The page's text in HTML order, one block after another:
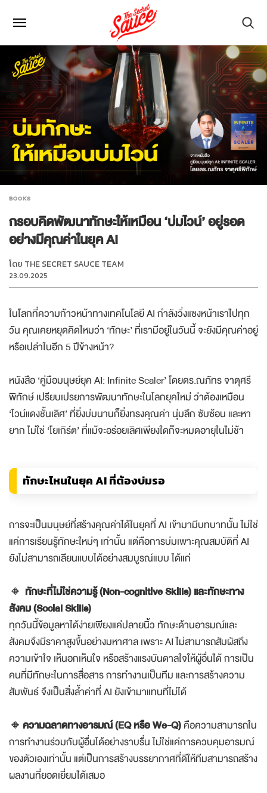
BOOKS
กรอบคิดพัฒนาทักษะให้เหมือน ‘บ่มไวน์’ อยู่รอด
อย่างมีคุณค่าในยุค AI
โดย THE SECRET SAUCE TEAM
23.09.2025
ในโลกที่ความก้าวหน้าทางเทคโนโลยี AI กำลังวิ่งแซงหน้าเราไปทุก
วัน คุณเคยหยุดคิดไหมว่า ‘ทักษะ’ ที่เรามีอยู่ในวันนี้ จะยังมีคุณค่าอยู่
หรือเปล่าในอีก 5 ปีข้างหน้า?
หนังสือ ‘คู่มือมนุษย์ยุค AI: Infinite Scaler’ โดยดร.ณภัทร จาตุศรี
พิทักษ์ เปรียบเปรยการพัฒนาทักษะในโลกยุคใหม่ ว่าต้องเหมือน
‘ไวน์แดงชั้นเลิศ’ ที่ยิ่งบ่มนานก็ยิ่งทรงคุณค่า นุ่มลึก ซับซ้อน และหา
ยาก ไม่ใช่ ‘โยเกิร์ต’ ที่แม้จะอร่อยเลิศเพียงใดก็จะหมดอายุในไม่ช้า
ทักษะไหนในยุค AI ที่ต้องบ่มรอ
การจะเป็นมนุษย์ที่สร้างคุณค่าได้ในยุคที่ AI เข้ามามีบทบาทนั้น ไม่ใช่
แค่การเรียนรู้ทักษะใหม่ๆ เท่านั้น แต่คือการบ่มเพาะคุณสมบัติที่ AI
ยังไม่สามารถเลียนแบบได้อย่างสมบูรณ์แบบ ได้แก่
🔸 ทักษะที่ไม่ใช่ความรู้ (Non-cognitive Skills) และทักษะทาง
สังคม (Social Skills)
ทุกวันนี้ข้อมูลหาได้ง่ายเพียงแค่ปลายนิ้ว ทักษะด้านอารมณ์และ
สังคมจึงมีราคาสูงขึ้นอย่างมหาศาล เพราะ AI ไม่สามารถสัมผัสถึง
ความเข้าใจ เห็นอกเห็นใจ หรือสร้างแรงบันดาลใจให้ผู้อื่นได้ การเป็น
คนที่มีทักษะในการสื่อสาร การทำงานเป็นทีม และการสร้างความ
สัมพันธ์ จึงเป็นสิ่งล้ำค่าที่ AI ยังเข้ามาแทนที่ไม่ได้
🔸 ความฉลาดทางอารมณ์ (EQ หรือ We-Q)คือความสามารถใน
การทำงานร่วมกับผู้อื่นได้อย่างราบรื่น ไม่ใช่แค่การควบคุมอารมณ์
ของตัวเองเท่านั้น แต่เป็นการสร้างบรรยากาศที่ดีให้ทีมสามารถสร้าง
ผลงานที่ยอดเยี่ยมได้เสมอ